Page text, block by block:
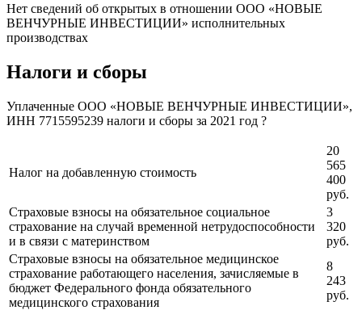
Нет сведений об открытых в отношении ООО «НОВЫЕ
ВЕНЧУРНЫЕ ИНВЕСТИЦИИ» исполнительных
производствах
Налоги и сборы
Уплаченные ООО «НОВЫЕ ВЕНЧУРНЫЕ ИНВЕСТИЦИИ»,
ИНН 7715595239 налоги и сборы за 2021 год ?
Налог на добавленную стоимость
20
565
400
руб.
Страховые взносы на обязательное социальное
страхование на случай временной нетрудоспособности
и в связи с материнством
3
320
руб.
Страховые взносы на обязательное медицинское
страхование работающего населения, зачисляемые в
бюджет Федерального фонда обязательного
медицинского страхования
8
243
руб.